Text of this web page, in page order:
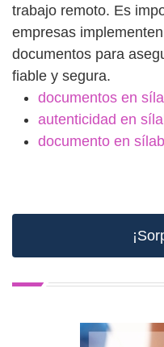
trabajo remoto. Es
empresas
documentos para
fiable y segura.
documentos en
autenticidad en
documento en